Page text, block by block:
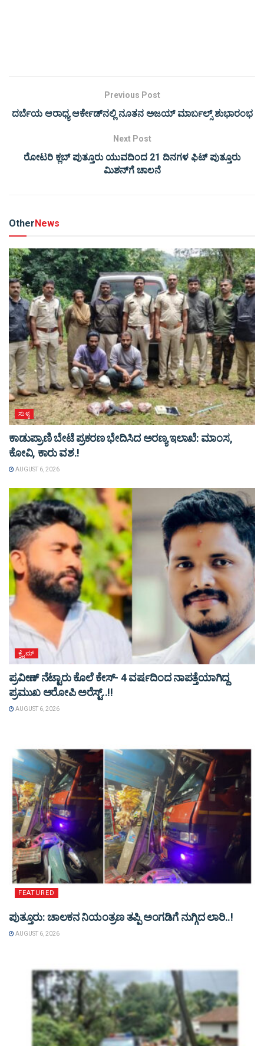
Previous Post
ದರ್ಬೆಯ ಆರಾಧ್ಯ ಆರ್ಕೇಡ್‌ನಲ್ಲಿ ನೂತನ ಅಜಯ್ ಮಾರ್ಬಲ್ಸ್ ಶುಭಾರಂಭ
Next Post
ರೋಟರಿ ಕ್ಲಬ್ ಪುತ್ತೂರು ಯುವದಿಂದ 21 ದಿನಗಳ ಫಿಟ್ ಪುತ್ತೂರು
ಮಿಶನ್‌ಗೆ ಚಾಲನೆ
OtherNews
ಸುಳ್ಯ
ಕಾಡುಪ್ರಾಣಿ ಬೇಟೆ ಪ್ರಕರಣ ಭೇದಿಸಿದ ಅರಣ್ಯ ಇಲಾಖೆ: ಮಾಂಸ,
ಕೋವಿ, ಕಾರು ವಶ.!
AUGUST 6, 2026
ಕ್ರೈಮ್
ಪ್ರವೀಣ್ ನೆಟ್ಟಾರು ಕೊಲೆ ಕೇಸ್‌- 4 ವರ್ಷದಿಂದ ನಾಪತ್ತೆಯಾಗಿದ್ದ
ಪ್ರಮುಖ ಆರೋಪಿ ಅರೆಸ್ಟ್‌..!!
AUGUST 6, 2026
FEATURED
ಪುತ್ತೂರು: ಚಾಲಕನ ನಿಯಂತ್ರಣ ತಪ್ಪಿ ಅಂಗಡಿಗೆ ನುಗ್ಗಿದ ಲಾರಿ..!
AUGUST 6, 2026